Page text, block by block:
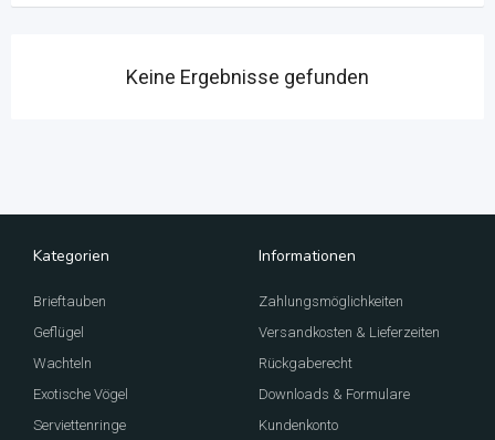
Keine Ergebnisse gefunden
Kategorien
Brieftauben
Geflügel
Wachteln
Exotische Vögel
Serviettenringe
Informationen
Zahlungsmöglichkeiten
Versandkosten & Lieferzeiten
Rückgaberecht
Downloads & Formulare
Kundenkonto